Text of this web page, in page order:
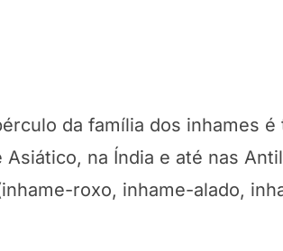
da família dos inhames
Asiático, na Índia e até nas
roxo, inhame-alado,